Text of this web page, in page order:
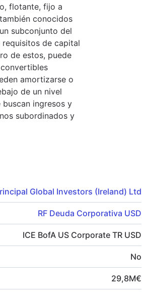
flotante, fijo a
conocidos
subconjunto del
de capital
de estos, puede
amortizarse o
de un nivel
ingresos y
subordinados y
Global Investors (Ireland) Ltd
RF Deuda Corporativa USD
ICE BofA US Corporate TR USD
No
29,8M€